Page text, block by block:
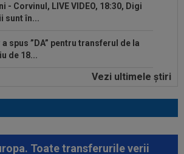
- Corvinul, LIVE VIDEO, 18:30, Digi
sunt în...
spus ”DA” pentru transferul de la
de 18...
Se anunță sold-out la Sepsi -
arată clasamentul". Primarul din
rană", după...
Vezi ultimele ştiri
Toate transferurile verii